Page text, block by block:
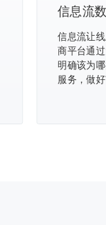
信息流
信息流让
商平台通
明确该为
服务，做